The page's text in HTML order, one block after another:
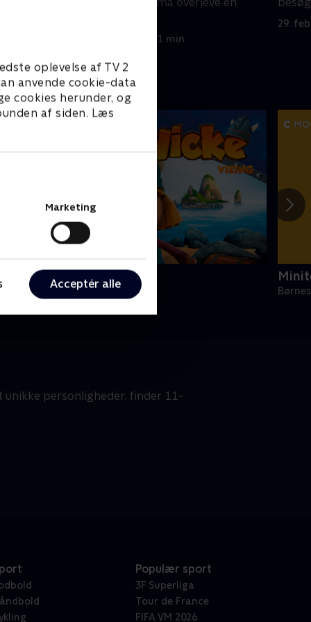
oplevelse af TV 2
anvende cookie-data
cookies herunder, og
af siden. Læs
Marketing
Acceptér alle
29. februar 2024 • 21 min
29.
Vicke Viking
• 1 sæsoner
unikke personligheder, finder 11-
Populær sport
3F Superliga
Tour de France
FIFA VM 2026